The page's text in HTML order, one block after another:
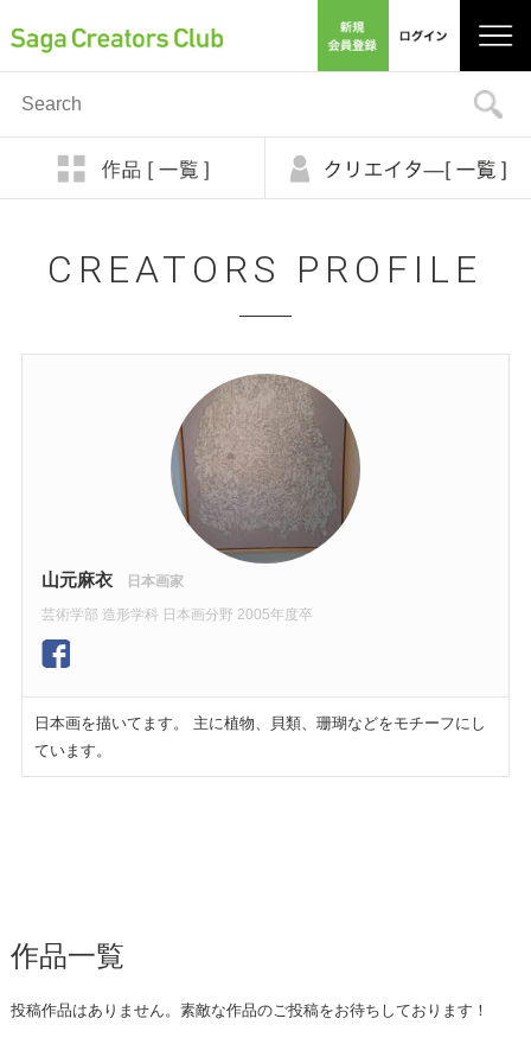
CREATORS PROFILE
山元麻衣
日本画家
芸術学部 造形学科 日本画分野 2005年度卒
日本画を描いてます。 主に植物、貝類、珊瑚などをモチーフにし
ています。
作品一覧
投稿作品はありません。素敵な作品のご投稿をお待ちしております！